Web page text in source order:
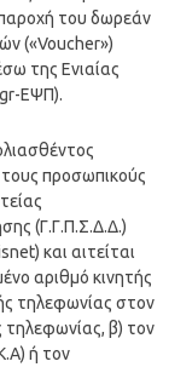
του δωρεάν
(«Voucher»)
της Ενιαίας
ΕΨΠ).
προσωπικούς
(Γ.Γ.Π.Σ.Δ.Δ.)
και αιτείται
αριθμό κινητής
τηλεφωνίας στον
τηλεφωνίας, β) τον
ή τον